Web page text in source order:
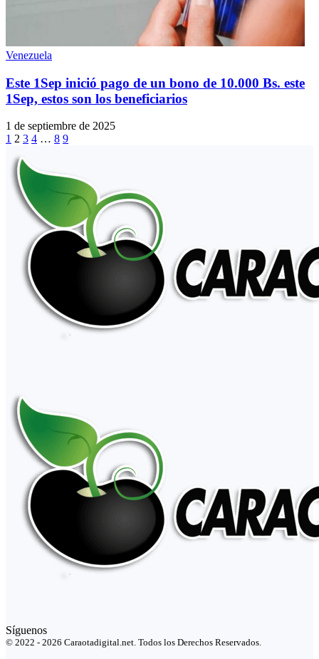
Venezuela
Este 1Sep inició pago de un bono de 10.000 Bs. este
1Sep, estos son los beneficiarios
1 de septiembre de 2025
1 2 3 4 … 8 9
Síguenos
© 2022 - 2026 Caraotadigital.net. Todos los Derechos Reservados.